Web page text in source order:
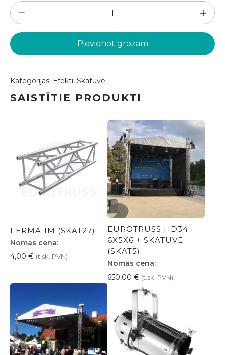
Dūmu
mašīna
(SKAT24)
daudzums
Pievienot grozam
Kategorijas: Efekti, Skatuve
SAISTĪTIE PRODUKTI
FERMA 1M (SKAT27)
Nomas cena:
4,00 € (t.sk. PVN)
EUROTRUSS HD34
6X5X6 + SKATUVE
(SKAT5)
Nomas cena:
650,00 € (t.sk. PVN)